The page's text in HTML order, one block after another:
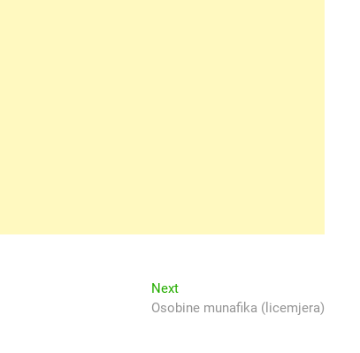
NextNext
post:
Osobine munafika (licemjera)